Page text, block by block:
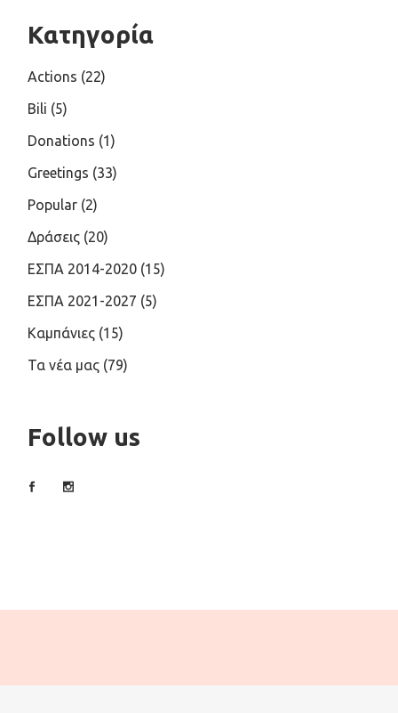
Κατηγορία
Actions (22)
Bili (5)
Donations (1)
Greetings (33)
Popular (2)
Δράσεις (20)
ΕΣΠΑ 2014-2020 (15)
ΕΣΠΑ 2021-2027 (5)
Καμπάνιες (15)
Τα νέα μας (79)
Follow us